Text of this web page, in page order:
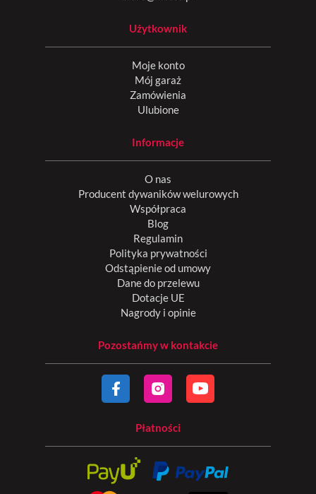
Użytkownik
Moje konto
Mój garaż
Zamówienia
Ulubione
Informacje
O nas
Producent dywaników welurowych
Współpraca
Blog
Regulamin
Polityka prywatności
Odstąpienie od umowy
Dane do przelewu
Dotacje UE
Nagrody i opinie
Pozostańmy w kontakcie
Płatności